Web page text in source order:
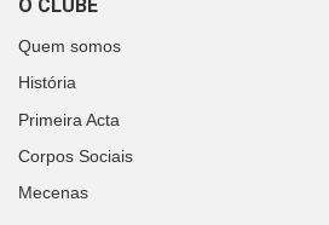
O CLUBE
Quem somos
História
Primeira Acta
Corpos Sociais
Mecenas